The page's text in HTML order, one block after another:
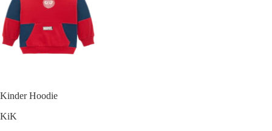
Kinder Hoodie
KiK